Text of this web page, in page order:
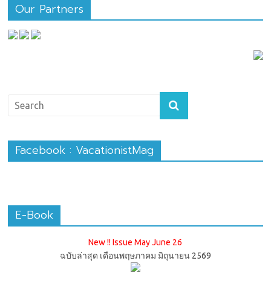
Our Partners
Facebook : VacationistMag
E-Book
New !! Issue May June 26
ฉบับล่าสุด เดือนพฤษภาคม มิถุนายน 2569